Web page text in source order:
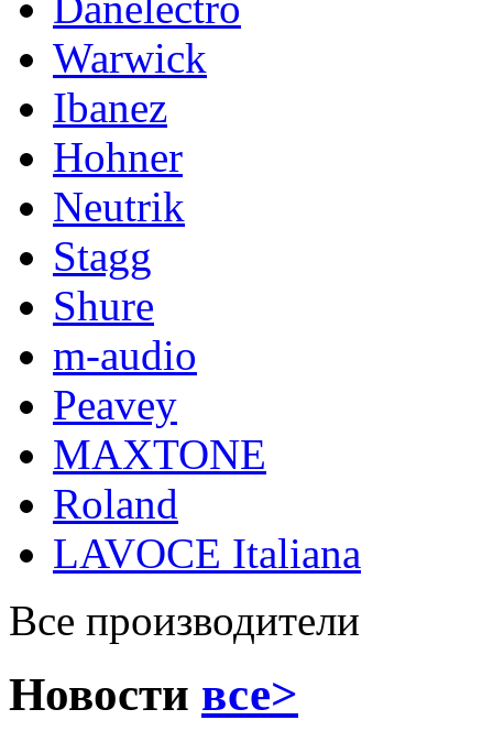
Warwick
Ibanez
Hohner
Neutrik
Stagg
Shure
m-audio
Peavey
MAXTONE
Roland
LAVOCE Italiana
Все производители
Новости все>